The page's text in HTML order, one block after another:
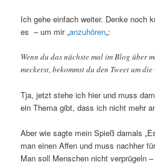
Ich gehe einfach weiter. Denke noch
es – um mir „anzuhören„:
Wenn du das nächste mal im Blog über
meckerst, bekommst du den Tweet um
Tja, jetzt stehe ich hier und muss
ein Thema gibt, dass ich nicht mehr
Aber wie sagte mein Spieß damals
man einen Affen und muss nachher
Man soll Menschen nicht verprügeln